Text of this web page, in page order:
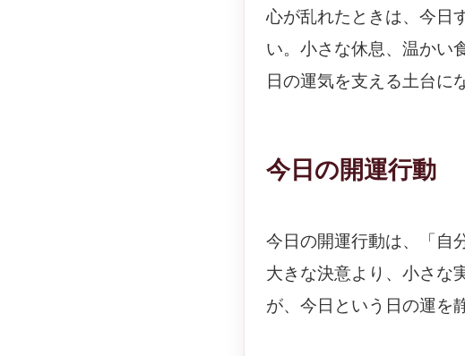
心が乱れたときは、今日
い。小さな休息、温かい
日の運気を支える土台に
今日の開運行動
今日の開運行動は、「自
大きな決意より、小さな
が、今日という日の運を